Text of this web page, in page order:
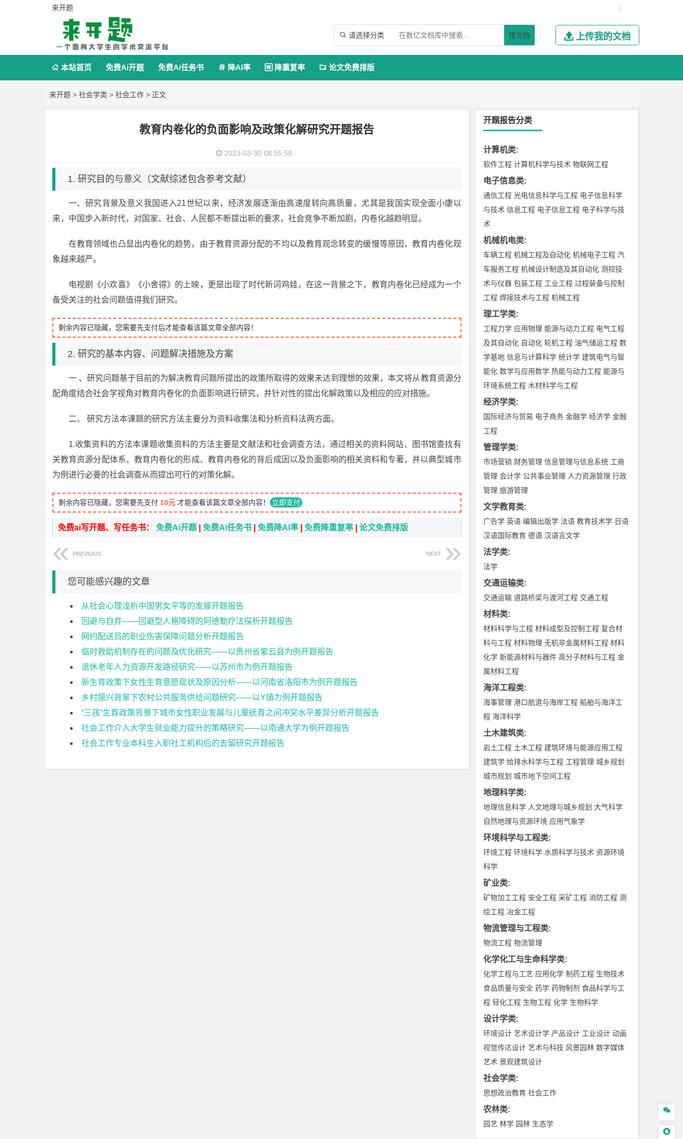
来开题 |
 请选择分类 搜文档  上传我的文档
 本站首页 免费Ai开题 免费Ai任务书  降AI率  降重复率  论文免费排版
来开题 > 社会学类 > 社会工作 > 正文
教育内卷化的负面影响及政策化解研究开题报告
2023-03-30 08:55:58
1. 研究目的与意义（文献综述包含参考文献）
一、研究背景及意义我国进入21世纪以来，经济发展逐渐由高速度转向高质量，尤其是我国实现全面小康以
来，中国步入新时代，对国家、社会、人民都不断提出新的要求，社会竞争不断加剧，内卷化越趋明显。
在教育领域也凸显出内卷化的趋势，由于教育资源分配的不均以及教育观念转变的缓慢等原因，教育内卷化现
象越来越严。
电视剧《小欢喜》《小舍得》的上映，更是出现了时代新词鸡娃，在这一背景之下，教育内卷化已经成为一个
备受关注的社会问题值得我们研究。
剩余内容已隐藏，您需要先支付后才能查看该篇文章全部内容！
2. 研究的基本内容、问题解决措施及方案
一 、研究问题基于目前的为解决教育问题所提出的政策所取得的效果未达到理想的效果，本文将从教育资源分
配角度结合社会学视角对教育内卷化的负面影响进行研究，并针对性的提出化解政策以及相应的应对措施。
二、 研究方法本课题的研究方法主要分为资料收集法和分析资料法两方面。
1.收集资料的方法本课题收集资料的方法主要是文献法和社会调查方法，通过相关的资料网站、图书馆查找有
关教育资源分配体系、教育内卷化的形成、教育内卷化的背后成因以及负面影响的相关资料和专著，并以典型城市
为例进行必要的社会调查从而提出可行的对策化解。
剩余内容已隐藏，您需要先支付 10元 才能查看该篇文章全部内容！ 立即支付
免费ai写开题、写任务书： 免费Ai开题 免费Ai任务书 免费降AI率 免费降重复率 论文免费排版
PREVIOUS NEXT
您可能感兴趣的文章
从社会心理浅析中国男女平等的发展开题报告
回避与自弃——回避型人格障碍的阿德勒疗法探析开题报告
网约配送员的职业伤害保障问题分析开题报告
临时救助机制存在的问题及优化研究——以贵州省紫云县为例开题报告
退休老年人力资源开发路径研究——以苏州市为例开题报告
新生育政策下女性生育意愿现状及原因分析——以河南省洛阳市为例开题报告
乡村振兴背景下农村公共服务供给问题研究——以Y镇为例开题报告
“三孩”生育政策背景下城市女性职业发展与儿童抚育之间冲突水平差异分析开题报告
社会工作介入大学生就业能力提升的策略研究——以南通大学为例开题报告
社会工作专业本科生入职社工机构后的去留研究开题报告
开题报告分类
计算机类:
软件工程 计算机科学与技术 物联网工程
电子信息类:
通信工程 光电信息科学与工程 电子信息科学
与技术 信息工程 电子信息工程 电子科学与技
术
机械机电类:
车辆工程 机械工程及自动化 机械电子工程 汽
车服务工程 机械设计制造及其自动化 测控技
术与仪器 包装工程 工业工程 过程装备与控制
工程 焊接技术与工程 机械工程
理工学类:
工程力学 应用物理 能源与动力工程 电气工程
及其自动化 自动化 轮机工程 油气储运工程 数
学基地 信息与计算科学 统计学 建筑电气与智
能化 数学与应用数学 热能与动力工程 能源与
环境系统工程 木材科学与工程
经济学类:
国际经济与贸易 电子商务 金融学 经济学 金融
工程
管理学类:
市场营销 财务管理 信息管理与信息系统 工商
管理 会计学 公共事业管理 人力资源管理 行政
管理 旅游管理
文学教育类:
广告学 英语 编辑出版学 法语 教育技术学 日语
汉语国际教育 德语 汉语言文学
法学类:
法学
交通运输类:
交通运输 道路桥梁与渡河工程 交通工程
材料类:
材料科学与工程 材料成型及控制工程 复合材
料与工程 材料物理 无机非金属材料工程 材料
化学 新能源材料与器件 高分子材料与工程 金
属材料工程
海洋工程类:
海事管理 港口航道与海岸工程 船舶与海洋工
程 海洋科学
土木建筑类:
岩土工程 土木工程 建筑环境与能源应用工程
建筑学 给排水科学与工程 工程管理 城乡规划
城市规划 城市地下空间工程
地理科学类:
地理信息科学 人文地理与城乡规划 大气科学
自然地理与资源环境 应用气象学
环境科学与工程类:
环境工程 环境科学 水质科学与技术 资源环境
科学
矿业类:
矿物加工工程 安全工程 采矿工程 消防工程 测
绘工程 冶金工程
物流管理与工程类:
物流工程 物流管理
化学化工与生命科学类:
化学工程与工艺 应用化学 制药工程 生物技术
食品质量与安全 药学 药物制剂 食品科学与工
程 轻化工程 生物工程 化学 生物科学
设计学类:
环境设计 艺术设计学 产品设计 工业设计 动画
视觉传达设计 艺术与科技 风景园林 数字媒体
艺术 景观建筑设计
社会学类:
思想政治教育 社会工作
农林类:
园艺 林学 园林 生态学

